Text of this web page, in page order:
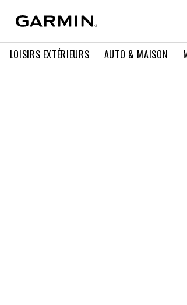
LOISIRS EXTÉRIEURS AUTO & MAISON